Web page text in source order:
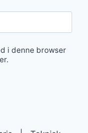
i denne browser